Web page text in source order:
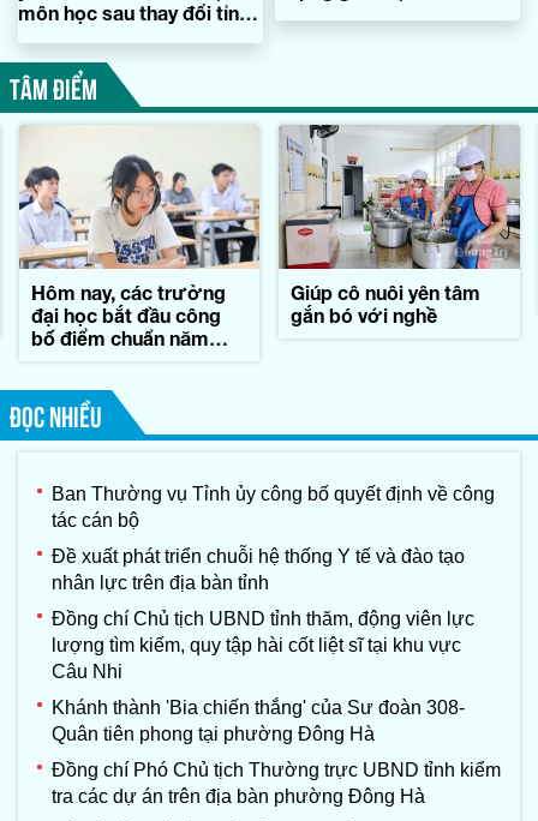
môn học sau thay đổi tỉnh,
TÂM ĐIỂM
Hôm nay, các trường
đại học bắt đầu công
bố điểm chuẩn năm
Giúp cô nuôi yên tâm
gắn bó với nghề
ĐỌC NHIỀU
Ban Thường vụ Tỉnh ủy công bố quyết định về công
tác cán bộ
Đề xuất phát triển chuỗi hệ thống Y tế và đào tạo
nhân lực trên địa bàn tỉnh
Đồng chí Chủ tịch UBND tỉnh thăm, động viên lực
lượng tìm kiếm, quy tập hài cốt liệt sĩ tại khu vực
Câu Nhi
Khánh thành 'Bia chiến thắng' của Sư đoàn 308-
Quân tiên phong tại phường Đông Hà
Đồng chí Phó Chủ tịch Thường trực UBND tỉnh kiểm
tra các dự án trên địa bàn phường Đông Hà